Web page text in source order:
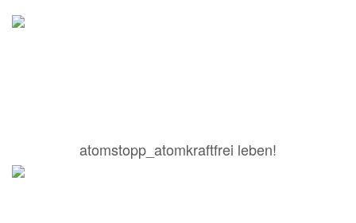
atomstopp_atomkraftfrei leben!